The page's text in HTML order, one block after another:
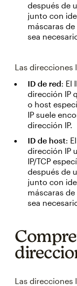
después de
junto con
máscaras
sea
Las direcciones
ID de red: El
dirección IP
o host
IP suele
dirección IP.
ID de host:
dirección IP
IP/TCP
después de
junto con
máscaras
sea
Las direcciones